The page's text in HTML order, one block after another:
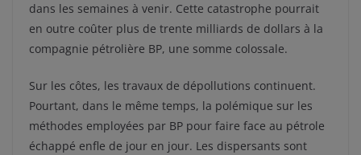
dans les semaines à venir. Cette catastrophe pourrait
en outre coûter plus de trente milliards de dollars à la
compagnie pétrolière BP, une somme colossale.
Sur les côtes, les travaux de dépollutions continuent.
Pourtant, dans le même temps, la polémique sur les
méthodes employées par BP pour faire face au pétrole
échappé enfle de jour en jour. Les dispersants sont